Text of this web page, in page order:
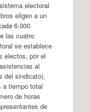
electoral
eligen a un
6.000
las cuatro
se establece
electos, por el
al
del sindicato),
a tiempo total
de horas
de